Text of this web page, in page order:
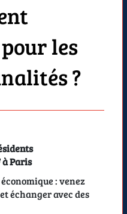
les
?
Paris
: venez
échanger avec des